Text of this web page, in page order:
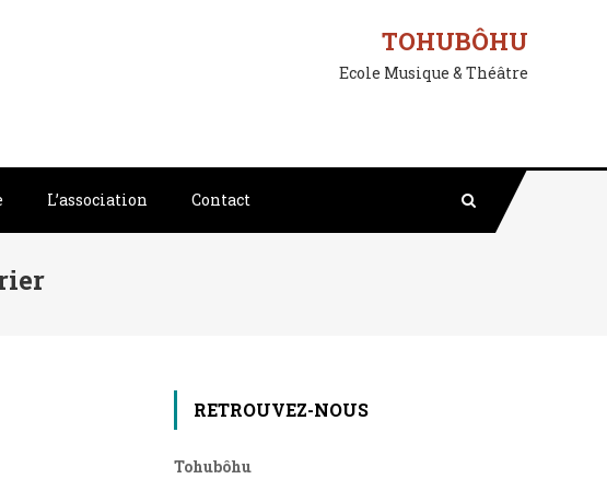
TOHUBÔHU
Ecole Musique & Théâtre
L’association Contact
RETROUVEZ-NOUS
Tohubôhu